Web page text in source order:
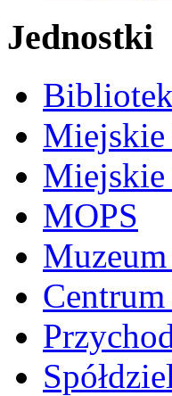
Jednostki
Miejskie
MOPS
Muzeum